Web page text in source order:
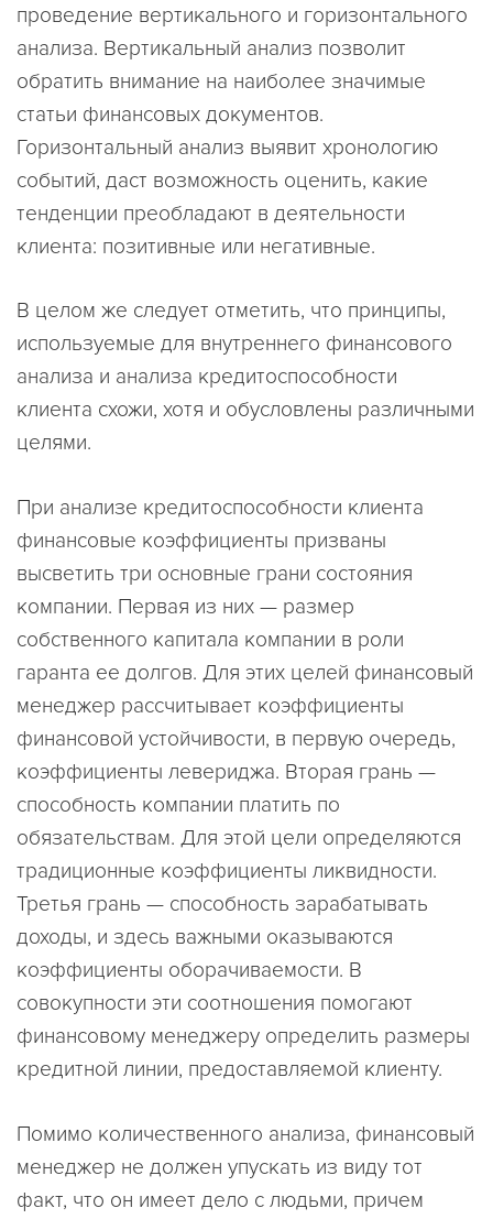
проведение вертикального и горизонтального
анализа. Вертикальный анализ позволит
обратить внимание на наиболее значимые
статьи финансовых документов.
Горизонтальный анализ выявит хронологию
событий, даст возможность оценить, какие
тенденции преобладают в деятельности
клиента: позитивные или негативные.
В целом же следует отметить, что принципы,
используемые для внутреннего финансового
анализа и анализа кредитоспособности
клиента схожи, хотя и обусловлены различными
целями.
При анализе кредитоспособности клиента
финансовые коэффициенты призваны
высветить три основные грани состояния
компании. Первая из них — размер
собственного капитала компании в роли
гаранта ее долгов. Для этих целей финансовый
менеджер рассчитывает коэффициенты
финансовой устойчивости, в первую очередь,
коэффициенты левериджа. Вторая грань —
способность компании платить по
обязательствам. Для этой цели определяются
традиционные коэффициенты ликвидности.
Третья грань — способность зарабатывать
доходы, и здесь важными оказываются
коэффициенты оборачиваемости. В
совокупности эти соотношения помогают
финансовому менеджеру определить размеры
кредитной линии, предоставляемой клиенту.
Помимо количественного анализа, финансовый
менеджер не должен упускать из виду тот
факт, что он имеет дело с людьми, причем